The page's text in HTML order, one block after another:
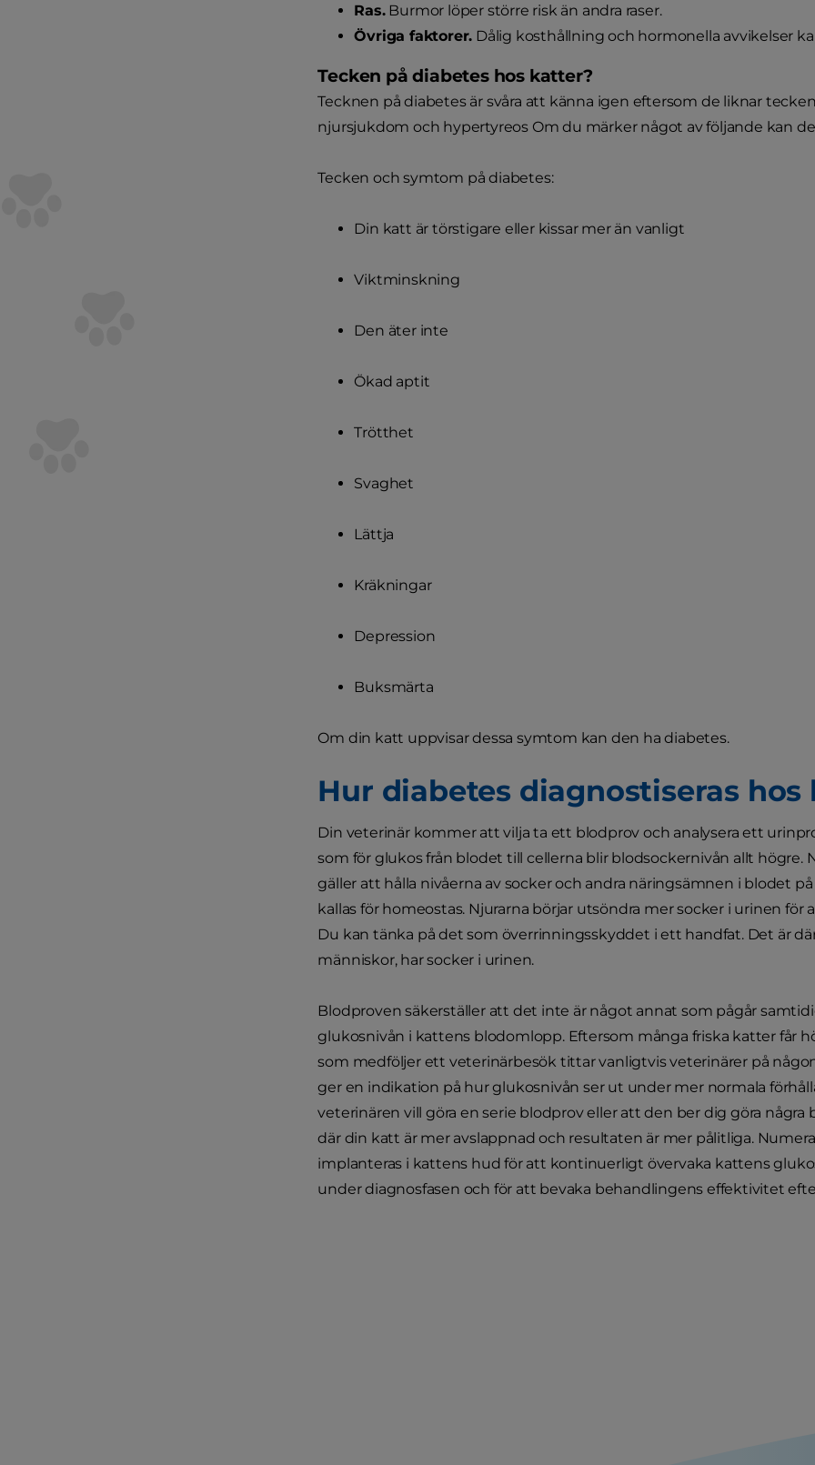
Ras.Burmor löper större risk än andra raser.
Övriga faktorer. Dålig kosthållning och hormonella avvikelser
Tecken på diabetes hos katter?
Tecknen på diabetes är svåra att känna igen eftersom de liknar
njursjukdom och hypertyreos Om du märker något av följande kan
Tecken och symtom på diabetes:
Din katt är törstigare eller kissar mer än vanligt
Viktminskning
Den äter inte
Ökad aptit
Trötthet
Svaghet
Lättja
Kräkningar
Depression
Buksmärta
Om din katt uppvisar dessa symtom kan den ha diabetes.
Hur diabetes diagnostiseras
Din veterinär kommer att vilja ta ett blodprov och analysera ett
som för glukos från blodet till cellerna blir blodsockernivån allt högre.
gäller att hålla nivåerna av socker och andra näringsämnen i blodet
kallas för homeostas. Njurarna börjar utsöndra mer socker i urinen för
Du kan tänka på det som överrinningsskyddet i ett handfat. Det är
människor, har socker i urinen.
Blodproven säkerställer att det inte är något annat som pågår
glukosnivån i kattens blodomlopp. Eftersom många friska katter får
som medföljer ett veterinärbesök tittar vanligtvis veterinärer på
ger en indikation på hur glukosnivån ser ut under mer normala
veterinären vill göra en serie blodprov eller att den ber dig göra
där din katt är mer avslappnad och resultaten är mer pålitliga.
implanteras i kattens hud för att kontinuerligt övervaka kattens
under diagnosfasen och för att bevaka behandlingens effektivitet